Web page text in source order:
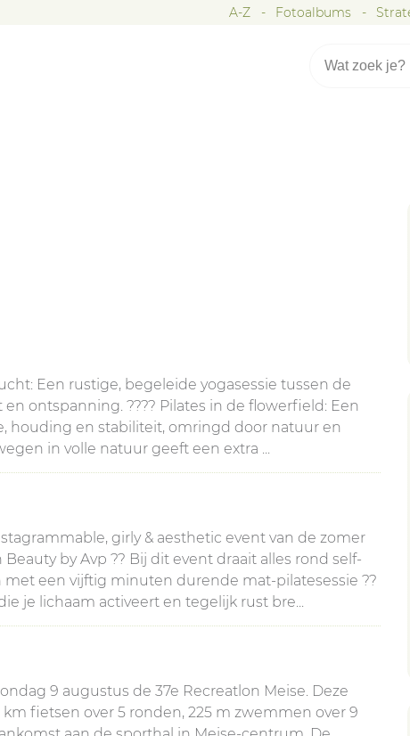
A-Z Fotoalbums
Een rustige, begeleide yogasessie tussen de
ontspanning. ???? Pilates in de flowerfield: Een
houding en stabiliteit, omringd door natuur en
in volle natuur geeft een extra ...
girly & aesthetic event van de zomer
by Avp ?? Bij dit event draait alles rond self-
een vijftig minuten durende mat-pilatesessie ??
je lichaam activeert en tegelijk rust bre...
9 augustus de 37e Recreatlon Meise. Deze
fietsen over 5 ronden, 225 m zwemmen over 9